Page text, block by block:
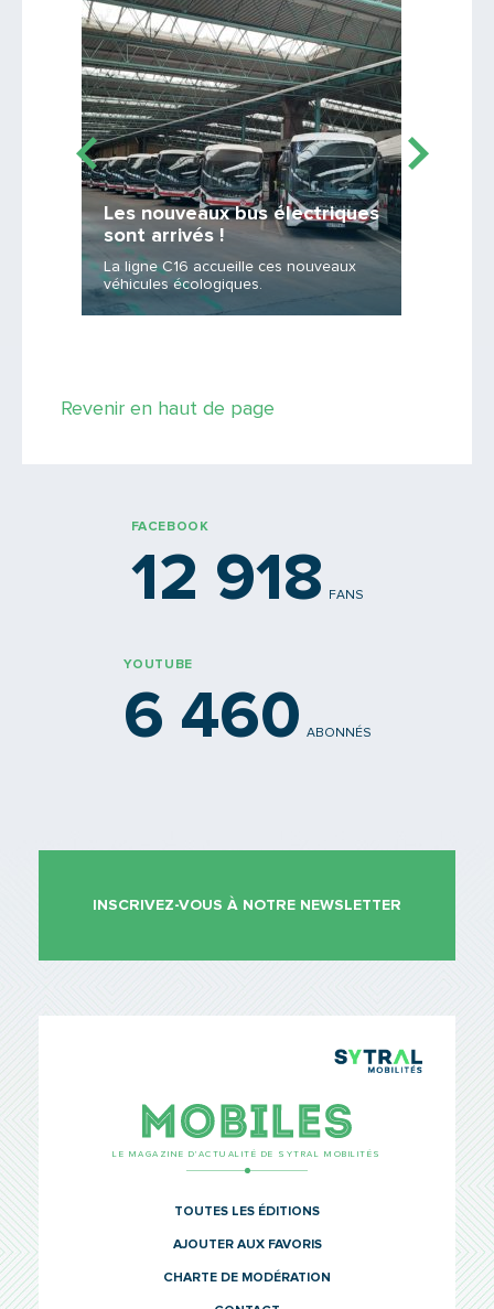
Lire la suite
Les nouveaux bus électriques
sont arrivés !
La ligne C16 accueille ces nouveaux
véhicules écologiques.
Revenir en haut de page
FACEBOOK
12 918 FANS
YOUTUBE
6 460 ABONNÉS
INSCRIVEZ-VOUS À NOTRE NEWSLETTER
LE MAGAZINE D’ACTUALITÉ DE SYTRAL MOBILITÉS
TOUTES LES ÉDITIONS
AJOUTER AUX FAVORIS
CHARTE DE MODÉRATION